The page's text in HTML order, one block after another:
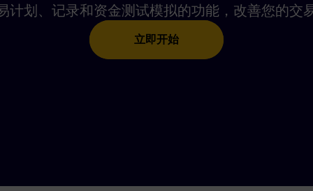
计划、记录和资金测试模拟的功能，改善您的交
立即开始